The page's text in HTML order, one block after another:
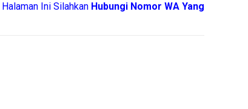
Ini Silahkan Hubungi Nomor WA Yang